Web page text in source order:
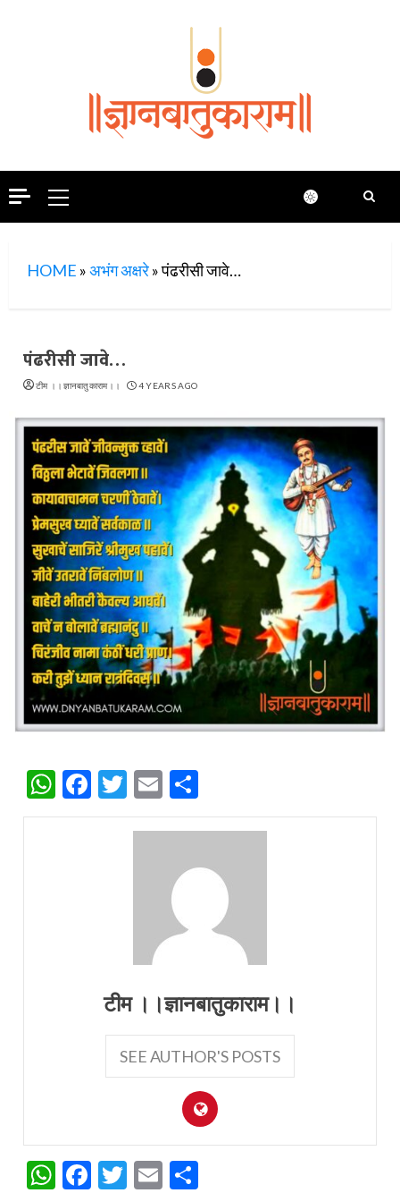
Primary
Menu
HOME »अभंग अक्षरे»पंढरीसी जावे…
पंढरीसी जावे…
टीम ।।ज्ञानबातुकाराम।। 4 YEARS AGO
WhatsApp
Facebook
Twitter
Email
टीम ।।ज्ञानबातुकाराम।।
SEE AUTHOR'S POSTS
WhatsApp
Facebook
Twitter
Email